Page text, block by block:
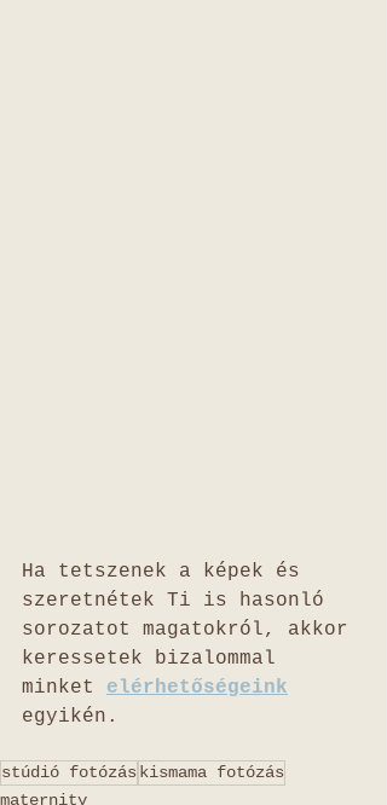
Ha tetszenek a képek és
szeretnétek Ti is hasonló
sorozatot magatokról, akkor
keressetek bizalommal
minket elérhetőségeink
egyikén.
stúdió fotózás kismama fotózás
maternity